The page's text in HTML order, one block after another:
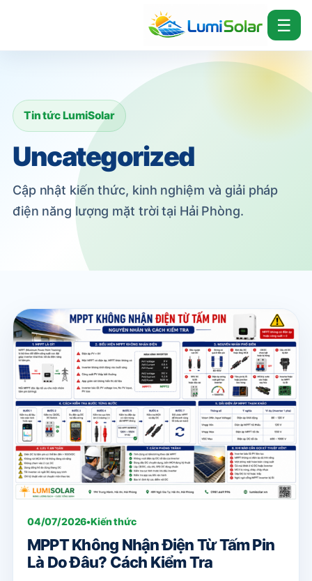
☰
Tin tức LumiSolar
Uncategorized
Cập nhật kiến thức, kinh nghiệm và giải pháp
điện năng lượng mặt trời tại Hải Phòng.
04/07/2026•Kiến thức
MPPT Không Nhận Điện Từ Tấm Pin
Là Do Đâu? Cách Kiểm Tra